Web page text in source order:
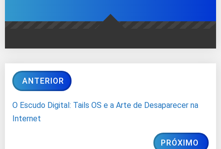
ANTERIOR
O Escudo Digital: Tails OS e a Arte de Desaparecer na
Internet
PRÓXIMO